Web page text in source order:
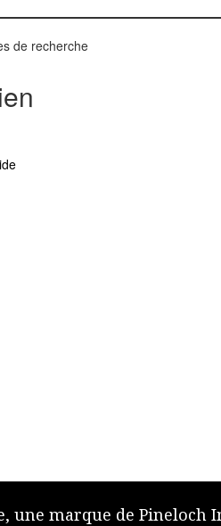
de recherche
une marque de Pineloch